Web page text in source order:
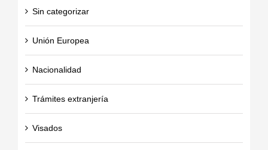
Sin categorizar
Unión Europea
Nacionalidad
Trámites extranjería
Visados